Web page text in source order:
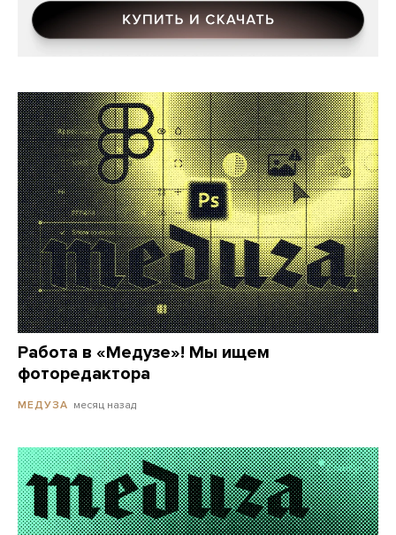
Работа в «Медузе»! Мы ищем
фоторедактора
МЕДУЗА месяц назад